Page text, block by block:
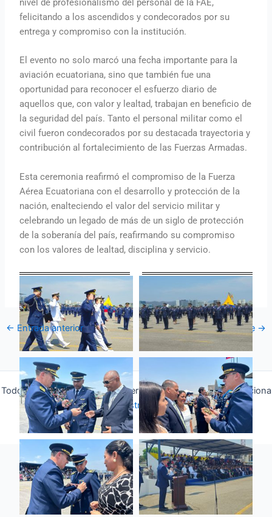
nivel de profesionalismo del personal de la FAE,
felicitando a los ascendidos y condecorados por su
entrega y compromiso con la institución.
El evento no solo marcó una fecha importante para la
aviación ecuatoriana, sino que también fue una
oportunidad para reconocer el esfuerzo diario de
aquellos que, con valor y lealtad, trabajan en beneficio de
la seguridad del país. Tanto el personal militar como el
civil fueron condecorados por su destacada trayectoria y
contribución al fortalecimiento de las Fuerzas Armadas.
Esta ceremonia reafirmó el compromiso de la Fuerza
Aérea Ecuatoriana con el desarrollo y protección de la
nación, enalteciendo el valor del servicio militar y
celebrando un legado de más de un siglo de protección
de la soberanía del país, reafirmando su compromiso
con los valores de lealtad, disciplina y servicio.
← Entrada anterior Entrada siguiente →
Todos los derechos © 2026 Fuerza Aérea Ecuatoriana | Funciona
gracias aTema Astra para WordPress